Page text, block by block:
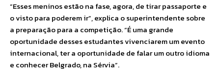
“Esses meninos estão na fase, agora, de tirar passaporte e
o visto para poderem ir”, explica o superintendente sobre
a preparação para a competição. “É uma grande
oportunidade desses estudantes vivenciarem um evento
internacional, ter a oportunidade de falar um outro idioma
e conhecer Belgrado, na Sérvia”.